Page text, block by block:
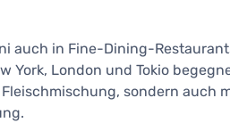
auch in Fine-Dining-
York, London und Tokio
sondern auch